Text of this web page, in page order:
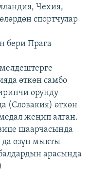
Чехия,
спортчулар
бери Прага
өткөн самбо
орунду
(Словакия) өткөн
жеңип алган.
шаарчасында
өзүн мыкты
арасында